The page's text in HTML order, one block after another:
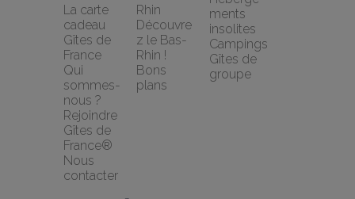
La carte
cadeau
Gîtes de
France
Qui
sommes-
nous ?
Rejoindre
Gîtes de
France®
Nous
contacter
Rhin
Découvre
z le Bas-
Rhin !
Bons
plans
ments
insolites
Campings
Gîtes de
groupe